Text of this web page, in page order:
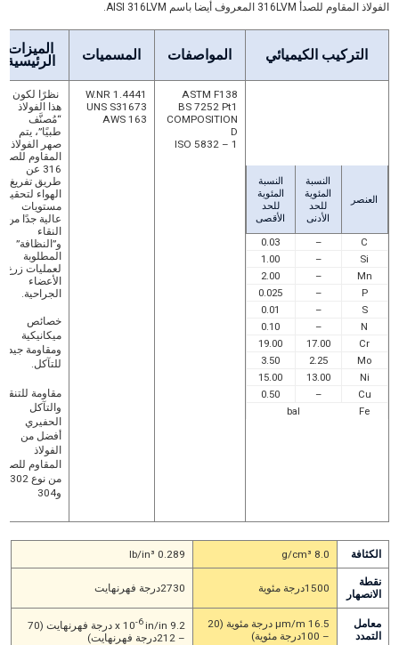
الفولاذ المقاوم للصدأ 316LVM المعروف أيضا باسم AISI 316LVM.
التركيب الكيميائي المواصفات المسميات الميزات
الرئيسية
العنصر
النسبة
المئوية
للحد
الأدنى
النسبة
المئوية
للحد
الأقصى
C
–
0.03
Si
–
1.00
Mn
–
2.00
P
–
0.025
S
–
0.01
N
–
0.10
Cr
17.00
19.00
Mo
2.25
3.50
Ni
13.00
15.00
Cu
–
0.50
Fe
bal
ASTM F138
BS 7252 Pt1
COMPOSITION
D
ISO 5832 – 1
W.NR 1.4441
UNS S31673
AWS 163
نظرًا لكون
هذا الفولاذ
“مُصنَّف
طبيًا”، يتم
صهر الفولاذ
المقاوم للصدأ
316 عن
طريق تفريغ
الهواء لتحقيق
مستويات
عالية جدًا من
النقاء
و”النظافة”
المطلوبة
لعمليات زرع
الأعضاء
الجراحية.
خصائص
ميكانيكية
ومقاومة جيدة
للتآكل.
مقاومة للتنقر
والتآكل
الحفيري
أفضل من
الفولاذ
المقاوم للصدأ
من نوع 302
و304
الكثافة 8.0 g/cm³
0.289 lb/in³
نقطة
الانصهار
1500درجة مئوية 2730درجة فهرنهايت
معامل
التمدد
16.5 μm/m درجة مئوية (20
– 100درجة مئوية)
9.2 x 10
-6
in/in درجة فهرنهايت (70
– 212درجة فهرنهايت)